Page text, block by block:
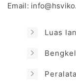
Email:
Luas